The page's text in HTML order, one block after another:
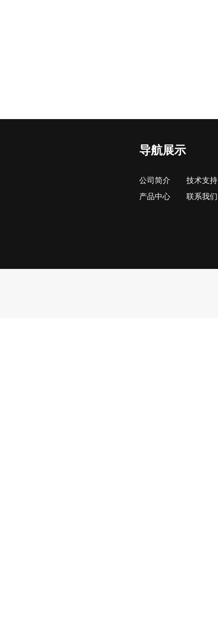
公司简介
产品中心
导航展示
技术支持
联系我们